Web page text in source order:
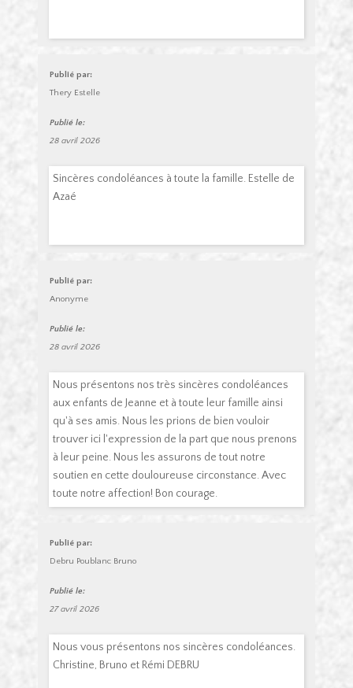
Publié par:
Thery Estelle
Publié le:
28 avril 2026
Sincères condoléances à toute la famille. Estelle de
Azaé
Publié par:
Anonyme
Publié le:
28 avril 2026
Nous présentons nos très sincères condoléances
aux enfants de Jeanne et à toute leur famille ainsi
qu'à ses amis. Nous les prions de bien vouloir
trouver ici l'expression de la part que nous prenons
à leur peine. Nous les assurons de tout notre
soutien en cette douloureuse circonstance. Avec
toute notre affection! Bon courage.
Publié par:
Debru Poublanc Bruno
Publié le:
27 avril 2026
Nous vous présentons nos sincères condoléances.
Christine, Bruno et Rémi DEBRU